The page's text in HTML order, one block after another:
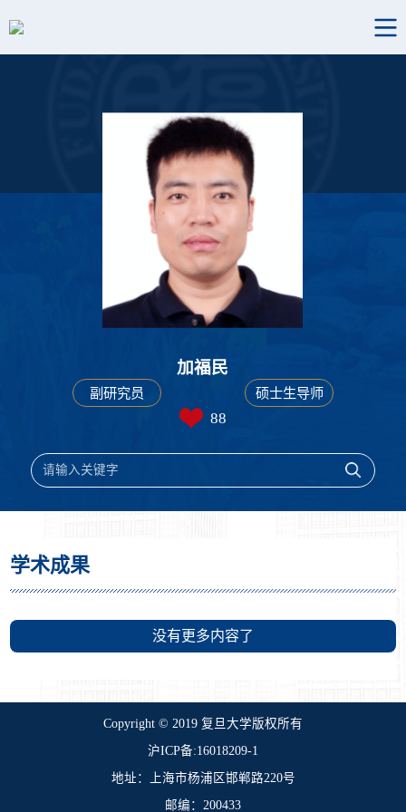
加福民
副研究员 硕士生导师
88
学术成果
没有更多内容了
​Copyright © 2019 复旦大学版权所有
沪ICP备:16018209-1
地址：上海市杨浦区邯郸路220号
邮编：200433